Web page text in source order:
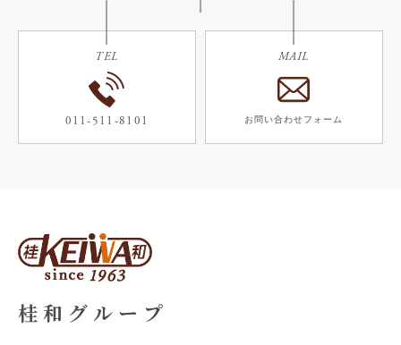
TEL
011-511-8101
MAIL
お問い合わせフォーム
桂 和 グ ル ー プ